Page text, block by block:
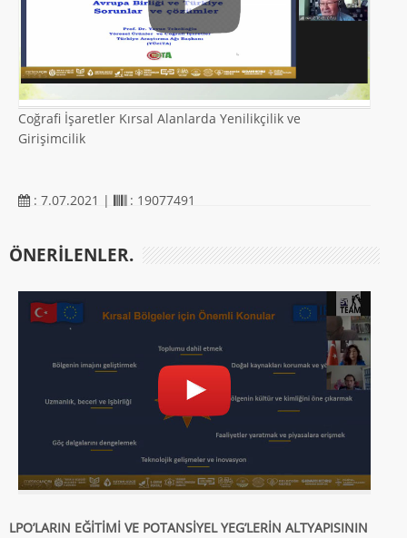
Coğrafi İşaretler Kırsal Alanlarda Yenilikçilik ve
Girişimcilik
: 7.07.2021 | : 19077491
ÖNERILENLER.
LPO’LARIN EĞİTİMİ VE POTANSİYEL YEG’LERİN ALTYAPISININ